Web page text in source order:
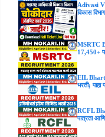
Adivasi
विकास
MSRTC
17,450+
EIL Bharti
भरती; पाहा
RCFL
पात्रता